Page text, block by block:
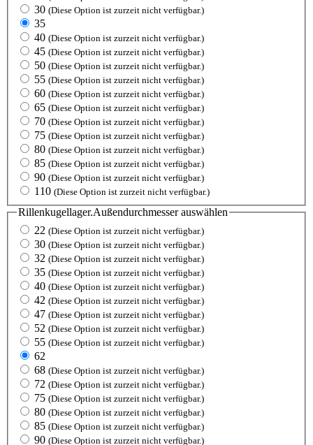
30 (Diese Option ist zurzeit nicht verfügbar.)
35
40 (Diese Option ist zurzeit nicht verfügbar.)
45 (Diese Option ist zurzeit nicht verfügbar.)
50 (Diese Option ist zurzeit nicht verfügbar.)
55 (Diese Option ist zurzeit nicht verfügbar.)
60 (Diese Option ist zurzeit nicht verfügbar.)
65 (Diese Option ist zurzeit nicht verfügbar.)
70 (Diese Option ist zurzeit nicht verfügbar.)
75 (Diese Option ist zurzeit nicht verfügbar.)
80 (Diese Option ist zurzeit nicht verfügbar.)
85 (Diese Option ist zurzeit nicht verfügbar.)
90 (Diese Option ist zurzeit nicht verfügbar.)
110 (Diese Option ist zurzeit nicht verfügbar.)
Rillenkugellager.Außendurchmesserauswählen
22 (Diese Option ist zurzeit nicht verfügbar.)
30 (Diese Option ist zurzeit nicht verfügbar.)
32 (Diese Option ist zurzeit nicht verfügbar.)
35 (Diese Option ist zurzeit nicht verfügbar.)
40 (Diese Option ist zurzeit nicht verfügbar.)
42 (Diese Option ist zurzeit nicht verfügbar.)
47 (Diese Option ist zurzeit nicht verfügbar.)
52 (Diese Option ist zurzeit nicht verfügbar.)
55 (Diese Option ist zurzeit nicht verfügbar.)
62
68 (Diese Option ist zurzeit nicht verfügbar.)
72 (Diese Option ist zurzeit nicht verfügbar.)
75 (Diese Option ist zurzeit nicht verfügbar.)
80 (Diese Option ist zurzeit nicht verfügbar.)
85 (Diese Option ist zurzeit nicht verfügbar.)
90 (Diese Option ist zurzeit nicht verfügbar.)